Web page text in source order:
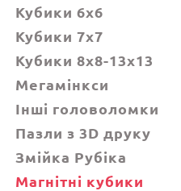
Кубики 6х6
Кубики 7х7
Кубики 8x8-13x13
Мегамінкси
Інші головоломки
Пазли з 3D друку
Змійка Рубіка
Магнітні кубики